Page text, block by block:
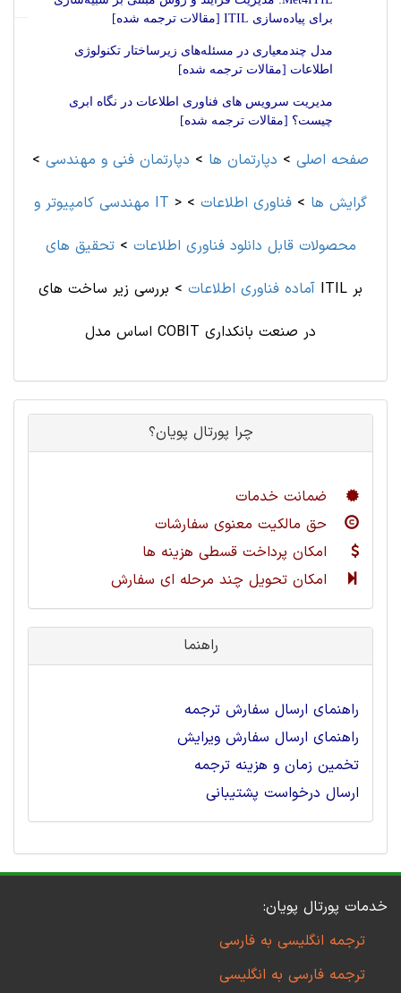
برای پیاده‌سازی ITIL [مقالات ترجمه شده]
مدل چندمعیاری در مسئله‌های زیرساختار تکنولوژی
اطلاعات [مقالات ترجمه شده]
مدیریت سرویس های فناوری اطلاعات در نگاه ابری
چیست؟ [مقالات ترجمه شده]
صفحه اصلی > دپارتمان ها > دپارتمان فنی و مهندسی >
مهندسی کامپیوتر و IT > گرایش ها > فناوری اطلاعات >
محصولات قابل دانلود فناوری اطلاعات >تحقیق های
آماده فناوری اطلاعات > بررسی زیر ساخت های ITIL بر
اساس مدل COBIT در صنعت بانکداری
چرا پورتال پویان؟
ضمانت خدمات
حق مالکیت معنوی سفارشات
امکان پرداخت قسطی هزینه ها
امکان تحویل چند مرحله ای سفارش
راهنما
راهنمای ارسال سفارش ترجمه
راهنمای ارسال سفارش ویرایش
تخمین زمان و هزینه ترجمه
ارسال درخواست پشتیبانی
خدمات پورتال پویان:
ترجمه انگلیسی به فارسی
ترجمه فارسی به انگلیسی